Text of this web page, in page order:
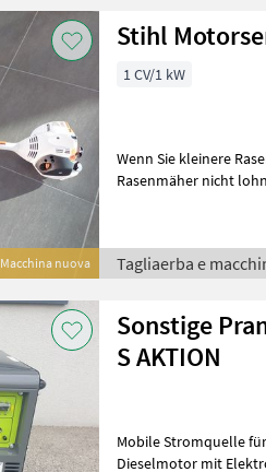
Macchina nuova
Stihl
1 CV/1 kW
Wenn Sie kleinere
Rasenmäher nicht lohnt, dann ist die Motorsense STIHL
Tagliaerba e
Sonstige
S AKTION
Mobile Stromquelle
Dieselmotor mit